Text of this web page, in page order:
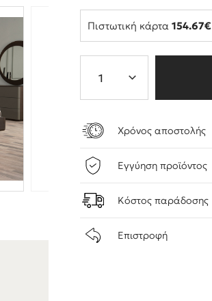
Πιστωτική κάρτα154.67€
Χρόνος αποστολής
Εγγύηση προϊόντος
Κόστος παράδοσης
Επιστροφή